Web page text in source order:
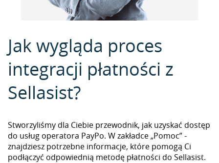
Jak wygląda proces
integracji płatności z
Sellasist?
Stworzyliśmy dla Ciebie przewodnik, jak uzyskać dostęp
do usług operatora PayPo. W zakładce „Pomoc” -
znajdziesz potrzebne informacje, które pomogą Ci
podłączyć odpowiednią metodę płatności do Sellasist.